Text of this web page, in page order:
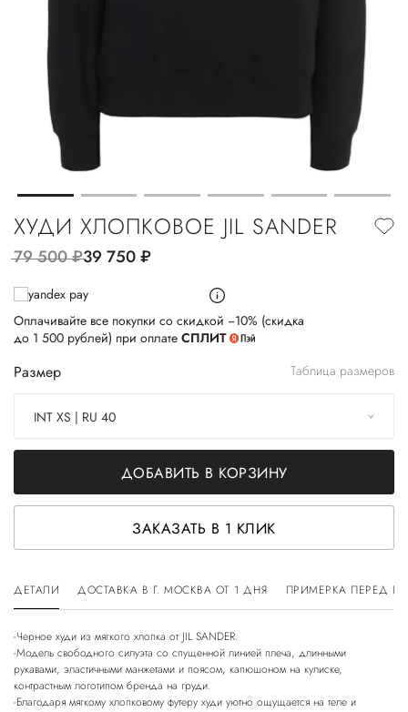
ХУДИ ХЛОПКОВОЕ JIL SANDER
79 500руб.39 750руб.
Оплачивайте все покупки со скидкой −10% (скидка
до 1 500 рублей) при оплате СПЛИТ
Размер Таблица размеров
INT XS | RU 40
ДОБАВИТЬ В КОРЗИНУ
ЗАКАЗАТЬ В 1 КЛИК
ДЕТАЛИ ДОСТАВКА В Г. МОСКВА ОТ 1 ДНЯ ПРИМЕРКА ПЕРЕД
-Черное худи из мягкого хлопка от JIL SANDER.
-Модель свободного силуэта со спущенной линией плеча, длинными
рукавами, эластичными манжетами и поясом, капюшоном на кулиске,
контрастным логотипом бренда на груди.
-Благодаря мягкому хлопковому футеру худи уютно ощущается на теле и